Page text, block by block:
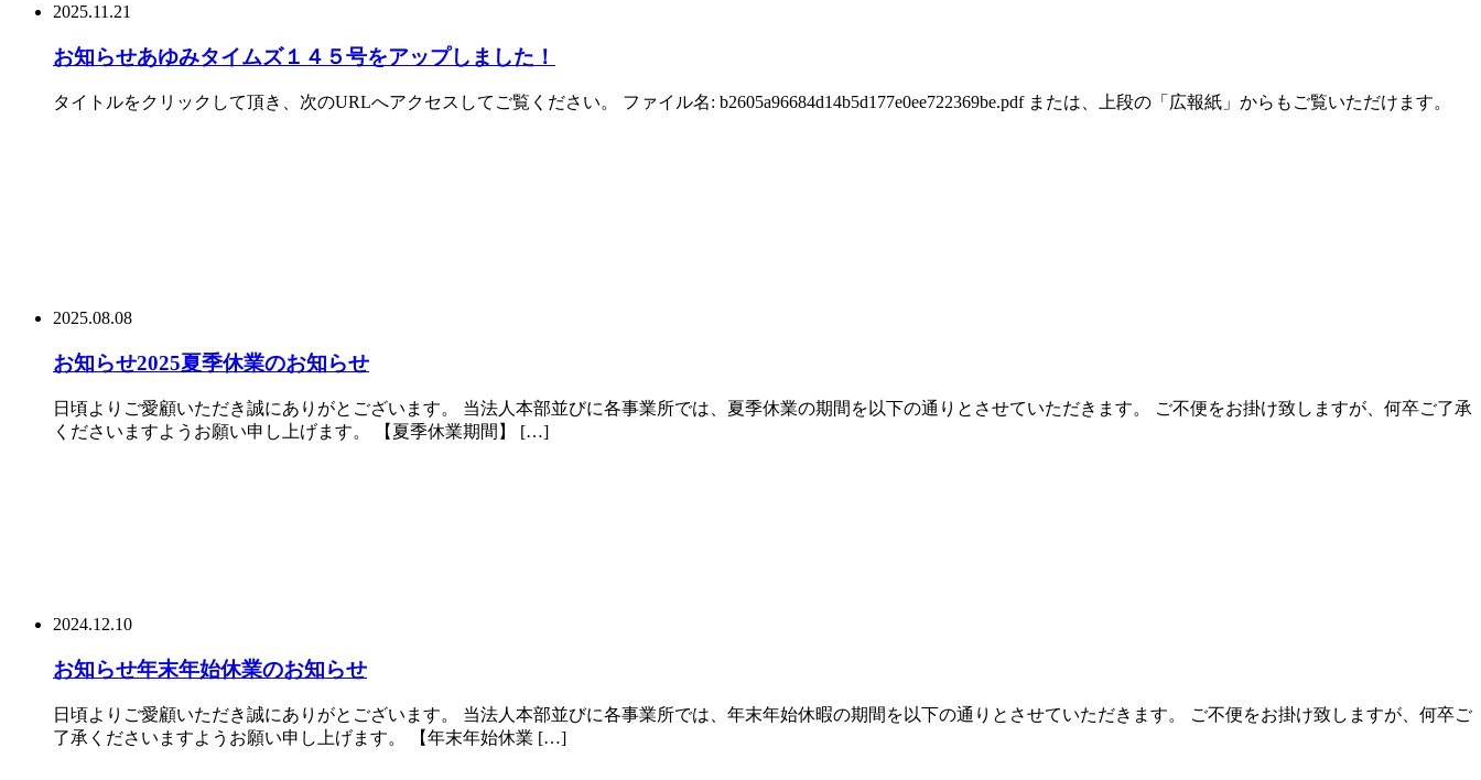
2025.11.21
お知らせあゆみタイムズ１４５号をアップしました！
タイトルをクリックして頂き、次のURLへアクセスしてご覧ください。 ファイル名: b2605a96684d14b5d177e0ee722369be.pdf または、上段の「広報紙」からもご覧いただけます。
2025.08.08
お知らせ2025夏季休業のお知らせ
日頃よりご愛顧いただき誠にありがとございます。 当法人本部並びに各事業所では、夏季休業の期間を以下の通りとさせていただきます。 ご不便をお掛け致しますが、何卒ご了承
くださいますようお願い申し上げます。 【夏季休業期間】 […]
2024.12.10
お知らせ年末年始休業のお知らせ
日頃よりご愛顧いただき誠にありがとございます。 当法人本部並びに各事業所では、年末年始休暇の期間を以下の通りとさせていただきます。 ご不便をお掛け致しますが、何卒ご
了承くださいますようお願い申し上げます。 【年末年始休業 […]